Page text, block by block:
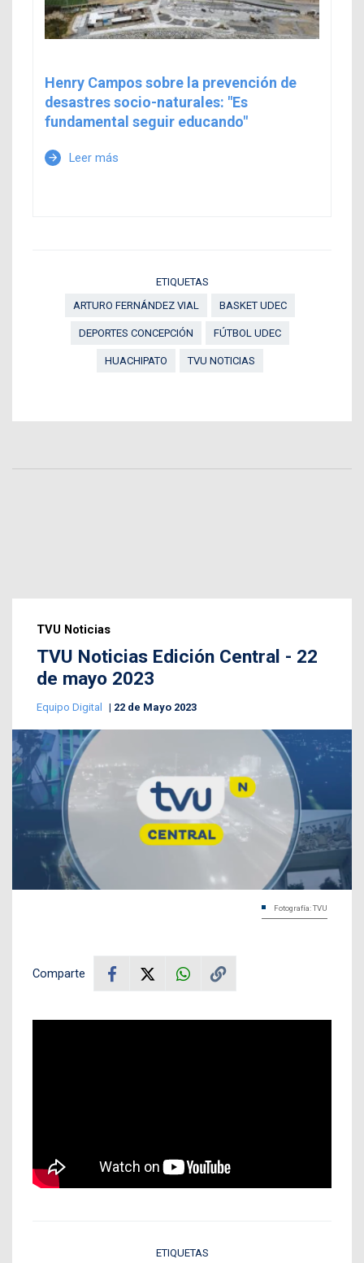
Henry Campos sobre la prevención de
desastres socio-naturales: "Es
fundamental seguir educando"
arrow_forward Leer más
ETIQUETAS
ARTURO FERNÁNDEZ VIAL
BASKET UDEC
DEPORTES CONCEPCIÓN FÚTBOL UDEC
HUACHIPATO TVU NOTICIAS
TVU Noticias
TVU Noticias Edición Central - 22
de mayo 2023
Equipo Digital 22 de Mayo 2023
Fotografía: TVU
Comparte
ETIQUETAS